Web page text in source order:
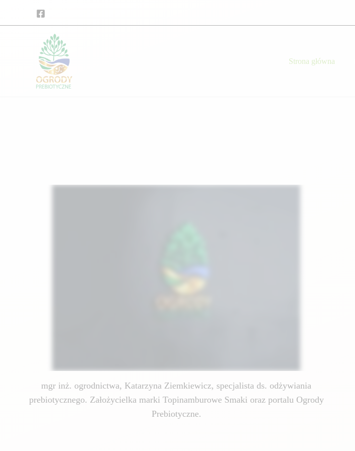
Strona główna
mgr inż. ogrodnictwa, Katarzyna Ziemkiewicz, specjalista ds. odżywiania
prebiotycznego. Założycielka marki Topinamburowe Smaki oraz portalu Ogrody
Prebiotyczne.